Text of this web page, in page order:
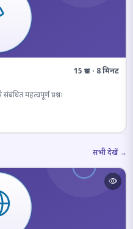
15 प्रश्न · 8 मिनट
महत्वपूर्ण प्रश्न।
सभी देखें →